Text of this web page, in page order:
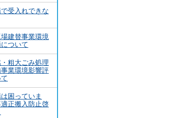
受入れできな
建替事業環境
ついて
粗大ごみ処理
業環境影響評
困っていま
正搬入防止啓